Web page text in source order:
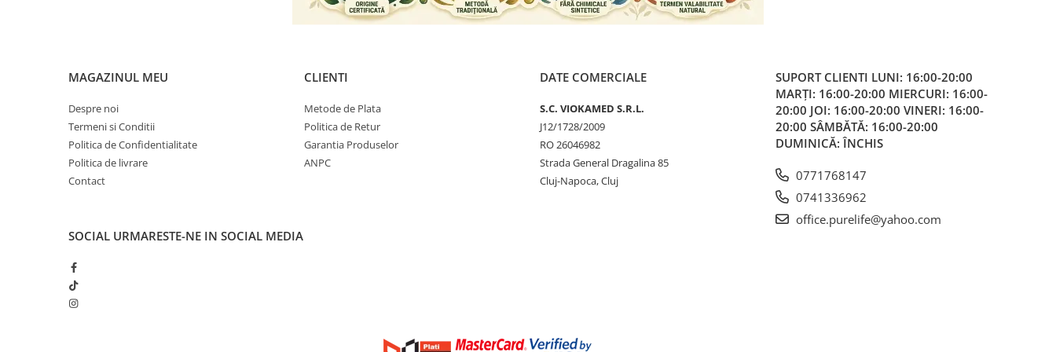
MAGAZINUL MEU
Despre noi
Termeni si Conditii
Politica de Confidentialitate
Politica de livrare
Contact
CLIENTI
Metode de Plata
Politica de Retur
Garantia Produselor
ANPC
DATE COMERCIALE
S.C. VIOKAMED S.R.L.
J12/1728/2009
RO 26046982
Strada General Dragalina 85
Cluj-Napoca, Cluj
SUPORT CLIENTI LUNI: 16:00-20:00
MARȚI: 16:00-20:00 MIERCURI: 16:00-
20:00 JOI: 16:00-20:00 VINERI: 16:00-
20:00 SÂMBĂTĂ: 16:00-20:00
DUMINICĂ: ÎNCHIS
0771768147
0741336962
office.purelife@yahoo.com
SOCIAL URMARESTE-NE IN SOCIAL MEDIA